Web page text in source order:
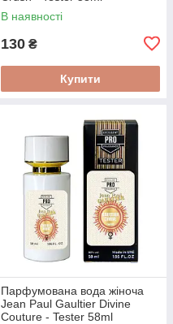
В наявності
130 ₴
Купити
Парфумована вода жіноча
Jean Paul Gaultier Divine
Couture - Tester 58ml